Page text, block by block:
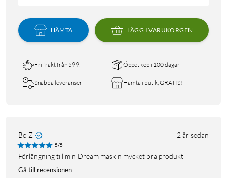
HÄMTA LÄGG I VARUKORGEN
Fri frakt från 599:- Öppet köp i 100 dagar
Snabba leveranser Hämta i butik, GRATIS!
Bo Z 2 år sedan
5/5
Förlängning till min Dream maskin mycket bra produkt
Gå till recensionen